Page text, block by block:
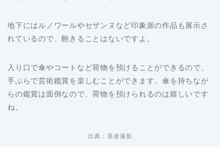
地下にはルノワールやセザンヌなど印象派の作品も展示さ
れているので、飽きることはないですよ。
入り口で傘やコートなど荷物を預けることができるので、
手ぶらで芸術鑑賞を楽しむことができます。傘を持ちなが
らの鑑賞は面倒なので、荷物を預けられるのは嬉しいです
ね。
出典：筆者撮影